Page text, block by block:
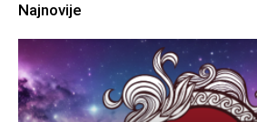
Najnovije